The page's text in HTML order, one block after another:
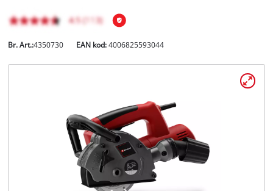
Br. Art.:4350730 EAN kod:4006825593044